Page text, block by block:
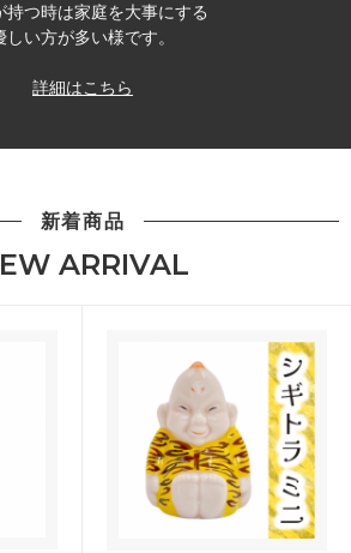
持つ時は家庭を大事にする
しい方が多い様です。
詳細はこちら
新着商品
ARRIVAL